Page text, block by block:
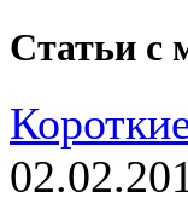
Статьи с